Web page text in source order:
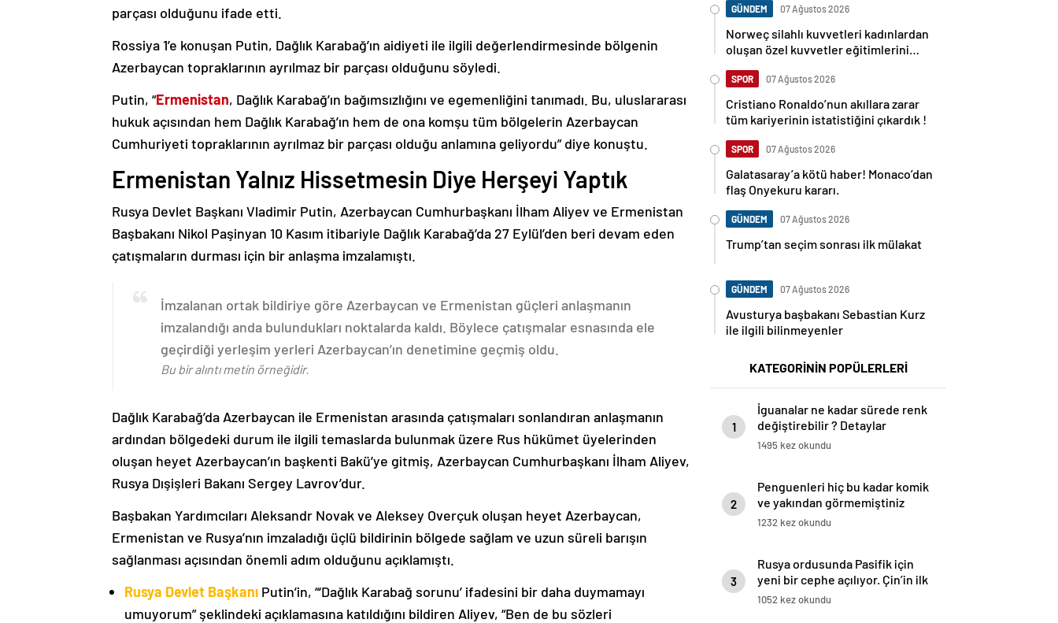
parçası olduğunu ifade etti.
Rossiya 1’e konuşan Putin, Dağlık Karabağ’ın aidiyeti ile ilgili değerlendirmesinde bölgenin
Azerbaycan topraklarının ayrılmaz bir parçası olduğunu söyledi.
Putin, “Ermenistan, Dağlık Karabağ’ın bağımsızlığını ve egemenliğini tanımadı. Bu, uluslararası
hukuk açısından hem Dağlık Karabağ’ın hem de ona komşu tüm bölgelerin Azerbaycan
Cumhuriyeti topraklarının ayrılmaz bir parçası olduğu anlamına geliyordu” diye konuştu.
Ermenistan Yalnız Hissetmesin Diye Herşeyi Yaptık
Rusya Devlet Başkanı Vladimir Putin, Azerbaycan Cumhurbaşkanı İlham Aliyev ve Ermenistan
Başbakanı Nikol Paşinyan 10 Kasım itibariyle Dağlık Karabağ’da 27 Eylül’den beri devam eden
çatışmaların durması için bir anlaşma imzalamıştı.
İmzalanan ortak bildiriye göre Azerbaycan ve Ermenistan güçleri anlaşmanın
imzalandığı anda bulundukları noktalarda kaldı. Böylece çatışmalar esnasında ele
geçirdiği yerleşim yerleri Azerbaycan’ın denetimine geçmiş oldu.
Bu bir alıntı metin örneğidir.
Dağlık Karabağ’da Azerbaycan ile Ermenistan arasında çatışmaları sonlandıran anlaşmanın
ardından bölgedeki durum ile ilgili temaslarda bulunmak üzere Rus hükümet üyelerinden
oluşan heyet Azerbaycan’ın başkenti Bakü’ye gitmiş, Azerbaycan Cumhurbaşkanı İlham Aliyev,
Rusya Dışişleri Bakanı Sergey Lavrov’dur.
Başbakan Yardımcıları Aleksandr Novak ve Aleksey Overçuk oluşan heyet Azerbaycan,
Ermenistan ve Rusya’nın imzaladığı üçlü bildirinin bölgede sağlam ve uzun süreli barışın
sağlanması açısından önemli adım olduğunu açıklamıştı.
Rusya Devlet Başkanı Putin’in, “‘Dağlık Karabağ sorunu’ ifadesini bir daha duymamayı
umuyorum” şeklindeki açıklamasına katıldığını bildiren Aliyev, “Ben de bu sözleri
GÜNDEM 07 Ağustos 2026
Norweç silahlı kuvvetleri kadınlardan
oluşan özel kuvvetler eğitimlerini
SPOR 07 Ağustos 2026
Cristiano Ronaldo’nun akıllara zarar
tüm kariyerinin istatistiğini çıkardık !
SPOR 07 Ağustos 2026
Galatasaray’a kötü haber! Monaco’dan
flaş Onyekuru kararı.
GÜNDEM 07 Ağustos 2026
Trump’tan seçim sonrası ilk mülakat
GÜNDEM 07 Ağustos 2026
Avusturya başbakanı Sebastian Kurz
ile ilgili bilinmeyenler
KATEGORİNİN POPÜLERLERİ
1
İguanalar ne kadar sürede renk
değiştirebilir ? Detaylar
burada…
1495 kez okundu
2
Penguenleri hiç bu kadar komik
ve yakından görmemiştiniz
1232 kez okundu
3
Rusya ordusunda Pasifik için
yeni bir cephe açılıyor. Çin’in ilk
tepkisi!
1052 kez okundu